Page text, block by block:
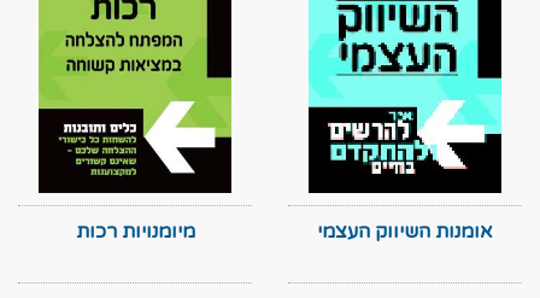
אומנות השיווק העצמי מיומנויות רכות